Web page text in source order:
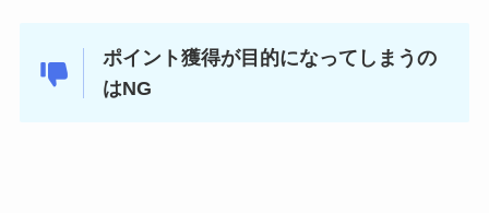
ポイント獲得が目的になってしまうの
はNG